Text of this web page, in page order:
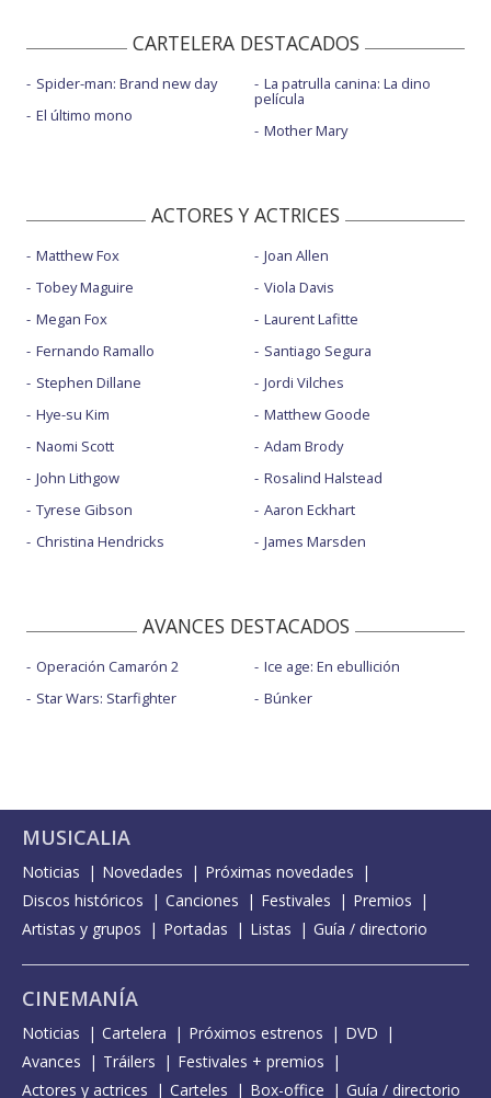
CARTELERA DESTACADOS
Spider-man: Brand new day
El último mono
La patrulla canina: La dino
película
Mother Mary
ACTORES Y ACTRICES
Matthew Fox
Tobey Maguire
Megan Fox
Fernando Ramallo
Stephen Dillane
Hye-su Kim
Naomi Scott
John Lithgow
Tyrese Gibson
Christina Hendricks
Joan Allen
Viola Davis
Laurent Lafitte
Santiago Segura
Jordi Vilches
Matthew Goode
Adam Brody
Rosalind Halstead
Aaron Eckhart
James Marsden
AVANCES DESTACADOS
Operación Camarón 2
Star Wars: Starfighter
Ice age: En ebullición
Búnker
MUSICALIA
Noticias Novedades
Próximas novedades
Discos históricos
Canciones Festivales
Premios
Artistas y grupos
Portadas Listas Guía / directorio
CINEMANÍA
Noticias Cartelera Próximos estrenos
DVD
Avances
Tráilers
Festivales + premios
Actores y actrices
Carteles Box-office Guía / directorio